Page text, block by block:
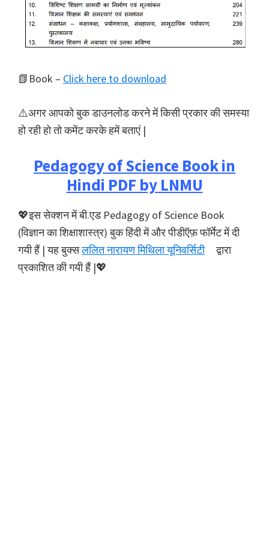
📗Book – Click here to download
⚠️अगर आपको बुक डाउनलोड करने में किसी प्रकार की समस्या
हो रही हो तो कमेंट करके हमें बताएं |
Pedagogy of Science Book in
Hindi PDF by LNMU
💖इस सेक्शन में बी.एड Pedagogy of Science Book
(विज्ञान का शिक्षाशास्त्र) बुक हिंदी में और पीडीऍफ़ फॉर्मेट में दी
गयी हैं | यह बुक्सललित नारायण मिथिला यूनिवर्सिटी
द्वारा
प्रकाशित की गयी हैं |💖